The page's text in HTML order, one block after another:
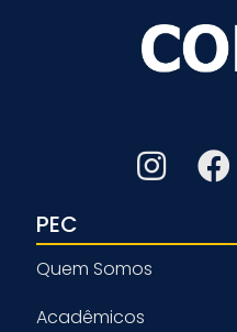
PEC
Quem Somos
Acadêmicos